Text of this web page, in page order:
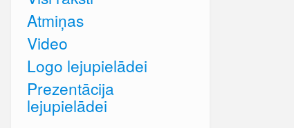
Atmiņas
Video
Logo lejupielādei
Prezentācija
lejupielādei